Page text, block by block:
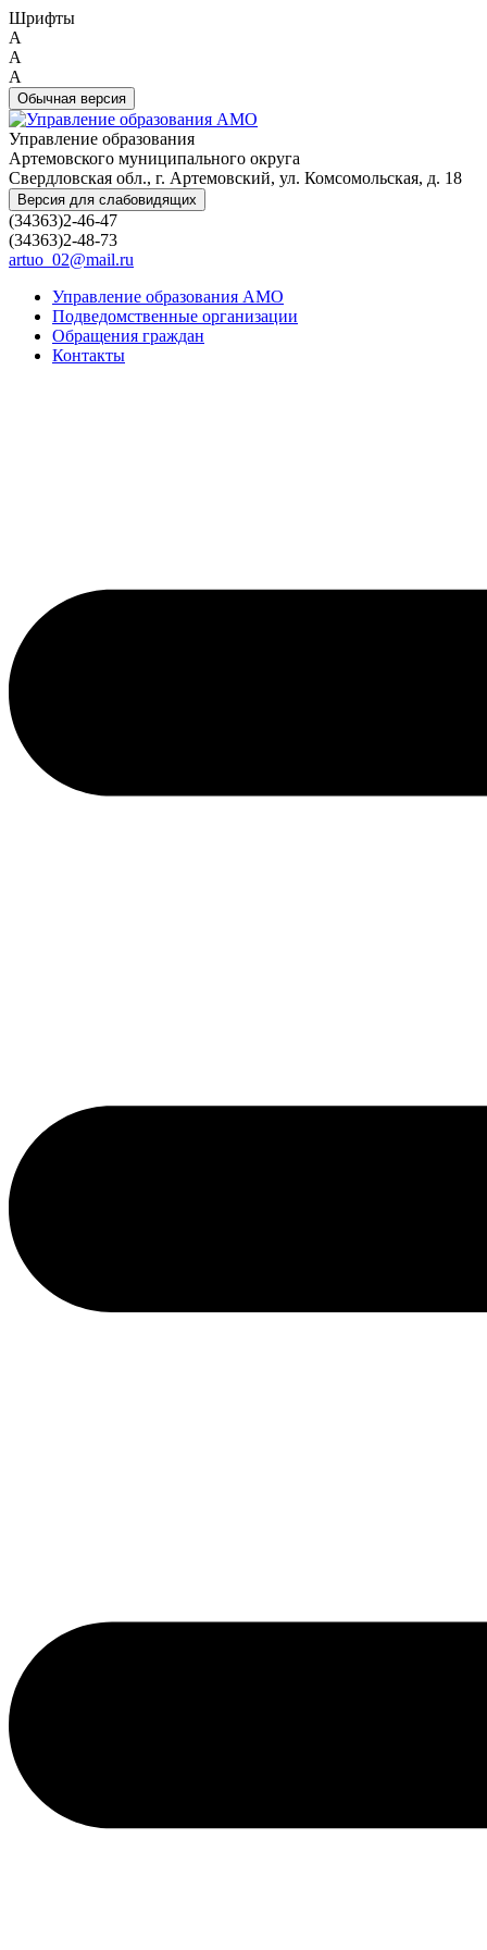
Шрифты
A
A
A
Обычная версия
Управление образования
Артемовского муниципального округа
Свердловская обл., г. Артемовский, ул. Комсомольская, д. 18
Версия для слабовидящих
(34363)2-46-47
(34363)2-48-73
artuo_02@mail.ru
Управление образования АМО
Подведомственные организации
Обращения граждан
Контакты